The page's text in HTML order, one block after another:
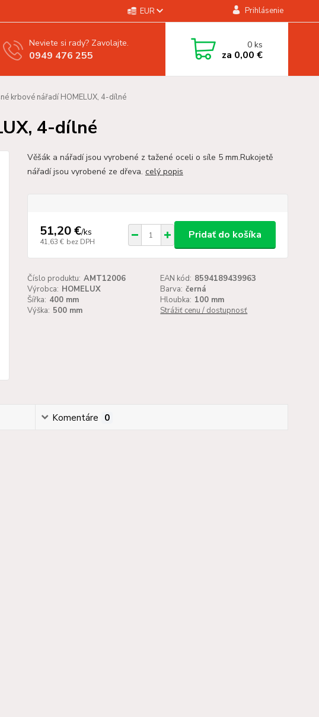
EUR Prihlásenie
Neviete si rady? Zavolajte.
0949 476 255
0ks
za 0,00 €
krbové nářadí HOMELUX, 4-dílné
4-dílné
Věšák a nářadí jsou vyrobené z tažené oceli o síle 5 mm.Rukojetě
nářadí jsou vyrobené ze dřeva. celý popis
51,20 €/ks
41,63 € bez DPH
Pridať do košíka
Číslo produktu: AMT12006 EAN kód: 8594189439963
Výrobca: HOMELUX Barva: černá
Šířka: 400 mm Hloubka: 100 mm
Výška: 500 mm Strážiť cenu / dostupnosť
Komentáre 0